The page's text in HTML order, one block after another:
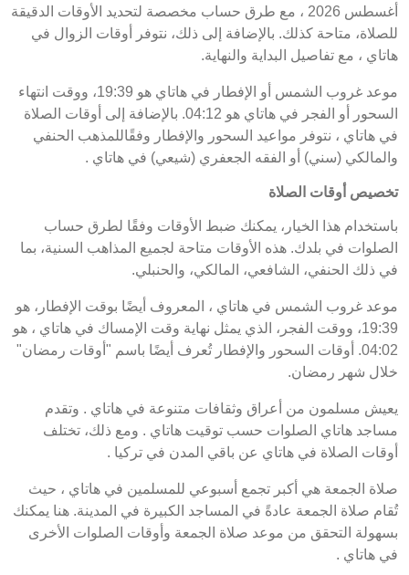
أغسطس 2026 ، مع طرق حساب مخصصة لتحديد الأوقات الدقيقة
للصلاة، متاحة كذلك. بالإضافة إلى ذلك، نتوفر أوقات الزوال في
هاتاي ، مع تفاصيل البداية والنهاية.
موعد غروب الشمس أو الإفطار في هاتاي هو 19:39، ووقت انتهاء
السحور أو الفجر في هاتاي هو 04:12. بالإضافة إلى أوقات الصلاة
في هاتاي ، نتوفر مواعيد السحور والإفطار وفقًاللمذهب الحنفي
والمالكي (سني) أو الفقه الجعفري (شيعي) في هاتاي .
تخصيص أوقات الصلاة
باستخدام هذا الخيار، يمكنك ضبط الأوقات وفقًا لطرق حساب
الصلوات في بلدك. هذه الأوقات متاحة لجميع المذاهب السنية، بما
في ذلك الحنفي، الشافعي، المالكي، والحنبلي.
موعد غروب الشمس في هاتاي ، المعروف أيضًا بوقت الإفطار، هو
19:39، ووقت الفجر، الذي يمثل نهاية وقت الإمساك في هاتاي ، هو
04:02. أوقات السحور والإفطار تُعرف أيضًا باسم "أوقات رمضان"
خلال شهر رمضان.
يعيش مسلمون من أعراق وثقافات متنوعة في هاتاي . وتقدم
مساجد هاتاي الصلوات حسب توقيت هاتاي . ومع ذلك، تختلف
أوقات الصلاة في هاتاي عن باقي المدن في تركيا .
صلاة الجمعة هي أكبر تجمع أسبوعي للمسلمين في هاتاي ، حيث
تُقام صلاة الجمعة عادةً في المساجد الكبيرة في المدينة. هنا يمكنك
بسهولة التحقق من موعد صلاة الجمعة وأوقات الصلوات الأخرى
في هاتاي .